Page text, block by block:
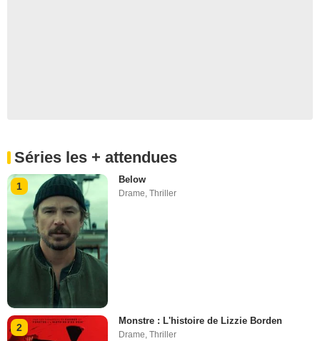
Séries les + attendues
1
Below
Drame,Thriller
2
Monstre : L'histoire de Lizzie Borden
Drame,Thriller